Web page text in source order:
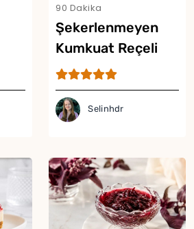
90 Dakika
Şekerlenmeyen
Kumkuat Reçeli
Tarifi
Selinhdr